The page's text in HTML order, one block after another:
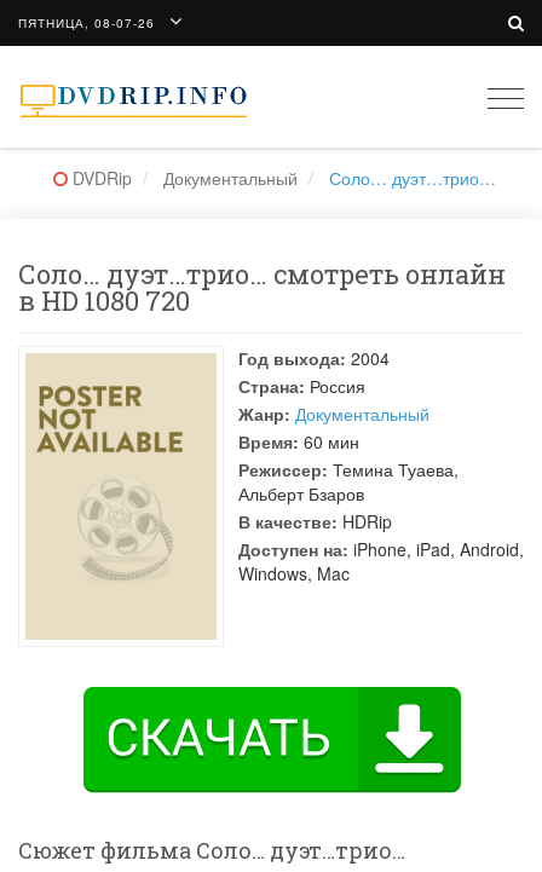
ПЯТНИЦА, 08-07-26
DVDRip Документальный Соло… дуэт…трио…
Соло… дуэт…трио… смотреть онлайн
в HD 1080 720
Год выхода: 2004
Страна: Россия
Жанр: Документальный
Время: 60 мин
Режиссер: Темина Туаева,
Альберт Бзаров
В качестве: HDRip
Доступен на: iPhone, iPad, Android,
Windows, Mac
Сюжет фильма Соло… дуэт…трио…